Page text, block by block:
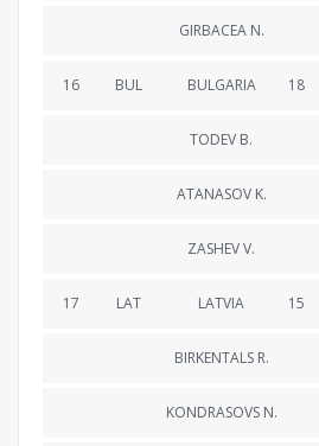
GIRBACEA N.
16 BUL BULGARIA 18
TODEV B.
ATANASOV K.
ZASHEV V.
17 LAT LATVIA 15
BIRKENTALS R.
KONDRASOVS N.